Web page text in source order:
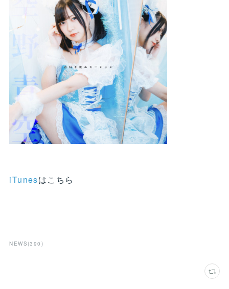
iTunesはこちら
NEWS (390 )